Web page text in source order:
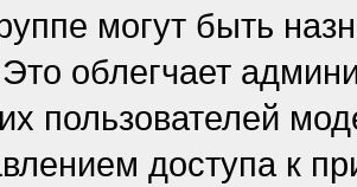
могут быть
облегчает
пользователей
доступа к